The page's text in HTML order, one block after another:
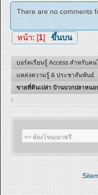
There are no comments
หน้า: [ 1] ขึ้นบน
บอร์ดเรียนรู้ Access สำหรับคน
แหล่งความรู้ & ประชาสัมพันธ์
ขายที่ดินเปล่า บ้านบวกปลาหนอ